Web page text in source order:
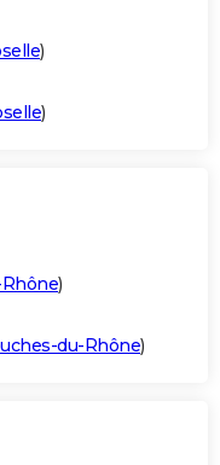
)
)
)
du-Rhône)